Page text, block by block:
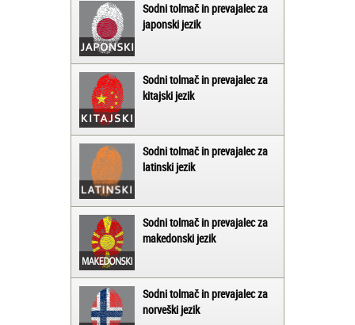
Sodni tolmač in prevajalec za
japonski jezik
Sodni tolmač in prevajalec za
kitajski jezik
Sodni tolmač in prevajalec za
latinski jezik
Sodni tolmač in prevajalec za
makedonski jezik
Sodni tolmač in prevajalec za
norveški jezik